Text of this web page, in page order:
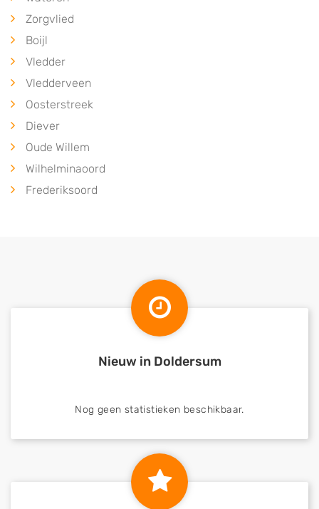
Zorgvlied
Boijl
Vledder
Vledderveen
Oosterstreek
Diever
Oude Willem
Wilhelminaoord
Frederiksoord
Nieuw in Doldersum
Nog geen statistieken beschikbaar.